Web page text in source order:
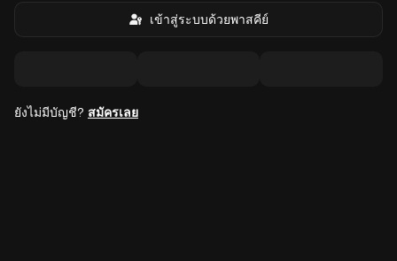
เข้าสู่ระบบด้วยพาสคีย์
ยังไม่มีบัญชี? สมัครเลย